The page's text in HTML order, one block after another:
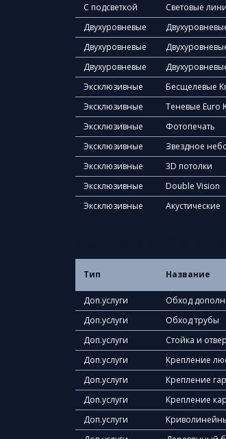
С подсветкой
Световые
Двухуровневые
Двухуровневые
Двухуровневые
Эксклюзивные
Бесщелевые
Эксклюзивные
Теневые Euro
Эксклюзивные
Фотопечать
Эксклюзивные
Звездное
Эксклюзивные
3D потолки
Эксклюзивные
Double Vision
Эксклюзивные
Акустические
Тип Название
Доп.услуги Обход
Доп.услуги
Обход трубы
Доп.услуги
Стойка и
Доп.услуги
Крепление
Доп.услуги
Крепление
Доп.услуги
Крепление
Доп.услуги